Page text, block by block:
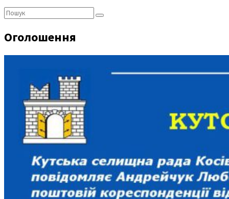
Пошук:
Оголошення